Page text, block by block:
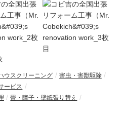
ウスクリーニング
害虫・害獣駆除
ービス
畳・障子・壁紙張り替え